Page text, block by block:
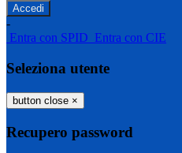
-
Entra con SPID Entra con CIE
Seleziona utente
button close ×
Recupero password